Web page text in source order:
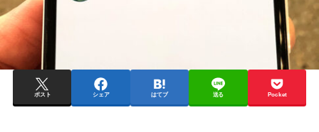
ポスト シェア はてブ 送る Pocket